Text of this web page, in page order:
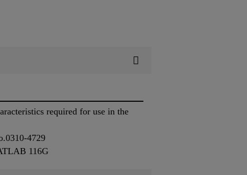
required for use in the
4729
116G